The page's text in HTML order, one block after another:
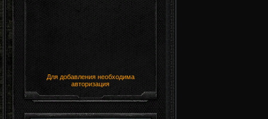
Для добавления необходима
авторизация